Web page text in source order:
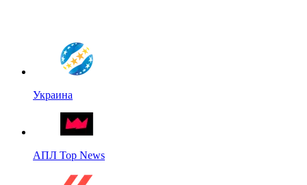
Украина
АПЛ Top News